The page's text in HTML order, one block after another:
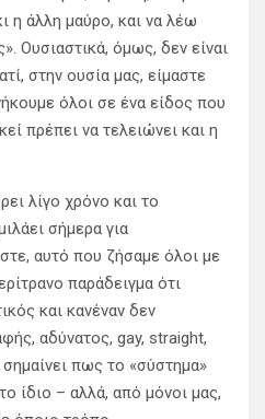
η άλλη μαύρο, και να λέω
Ουσιαστικά, όμως, δεν είναι
στην ουσία μας, είμαστε
όλοι σε ένα είδος που
πρέπει να τελειώνει και η
λίγο χρόνο και το
σήμερα για
αυτό που ζήσαμε όλοι με
παράδειγμα ότι
και κανέναν δεν
αδύνατος, gay, straight,
πως το «σύστημα»
ίδιο – αλλά, από μόνοι μας,